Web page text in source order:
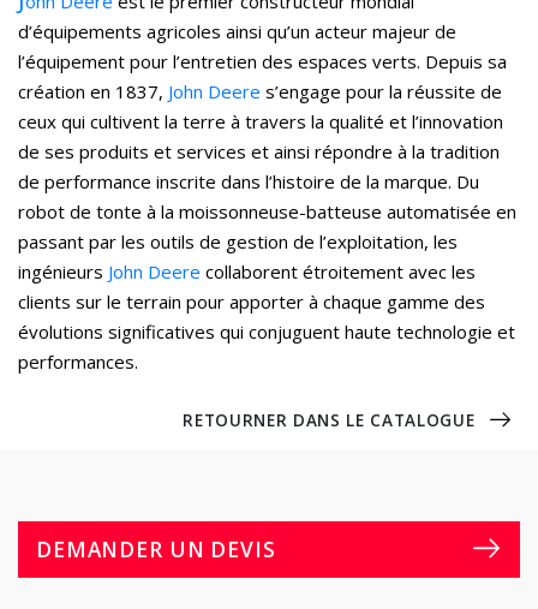
d’équipements agricoles ainsi qu’un acteur majeur de
l’équipement pour l’entretien des espaces verts. Depuis sa
création en 1837, John Deere s’engage pour la réussite de
ceux qui cultivent la terre à travers la qualité et l’innovation
de ses produits et services et ainsi répondre à la tradition
de performance inscrite dans l’histoire de la marque. Du
robot de tonte à la moissonneuse-batteuse automatisée en
passant par les outils de gestion de l’exploitation, les
ingénieurs John Deere collaborent étroitement avec les
clients sur le terrain pour apporter à chaque gamme des
évolutions significatives qui conjuguent haute technologie et
performances.
RETOURNER DANS LE CATALOGUE
DEMANDER UN DEVIS